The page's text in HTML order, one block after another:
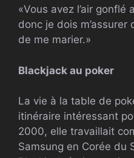
«Vous avez l’air
donc je dois
de me marier.»
Blackjack au poker
La vie à la table de
itinéraire intéressant
2000, elle travaillait
Samsung en Corée du